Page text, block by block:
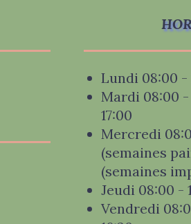
Lundi 08:00 -
Mardi 08:00 -
17:00
Mercredi
(semaines
(semaines
Jeudi 08:00 -
Vendredi